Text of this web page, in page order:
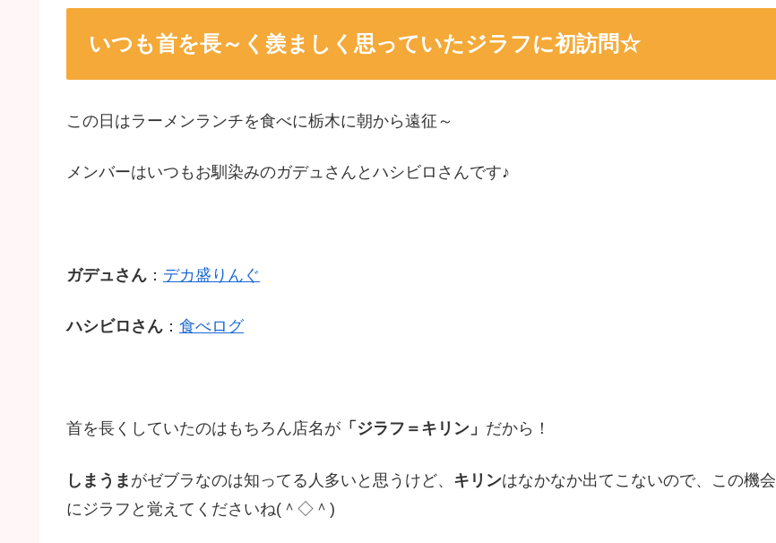
いつも首を長～く羨ましく思っていたジラフに初訪問☆
この日はラーメンランチを食べに栃木に朝から遠征～
メンバーはいつもお馴染みのガデュさんとハシビロさんです♪
ガデュさん ： デカ盛りんぐ
ハシビロさん ： 食べログ
首を長くしていたのはもちろん店名が 「ジラフ＝キリン」 だから！
しまうま がゼブラなのは知ってる人多いと思うけど、 キリンはなかなか出てこないので、この機会
にジラフと覚えてくださいね(＾◇＾)